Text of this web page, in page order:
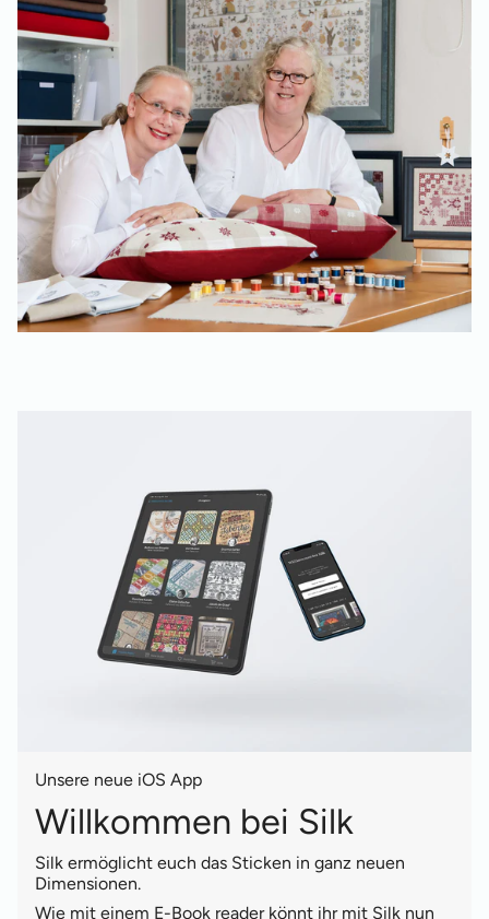
Unsere neue iOS App
Willkommen bei Silk
Silk ermöglicht euch das Sticken in ganz neuen
Dimensionen.
Wie mit einem E-Book reader könnt ihr mit Silk nun